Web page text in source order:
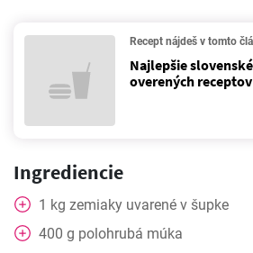
Recept nájdeš v tomto
Najlepšie
overených
Ingrediencie
1 kg zemiaky uvarené v šupke
400 g polohrubá múka